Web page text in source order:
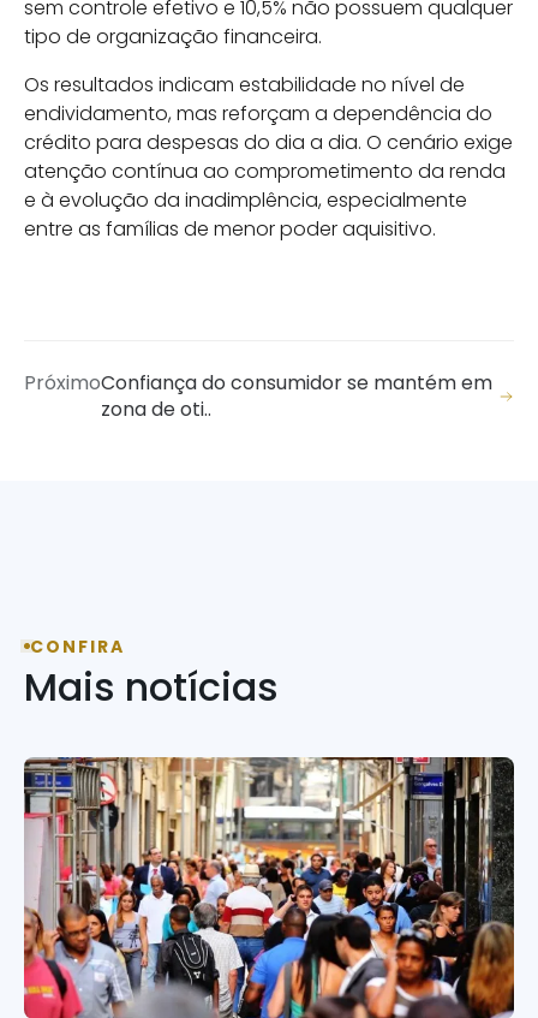
sem controle efetivo e 10,5% não possuem qualquer
tipo de organização financeira.
Os resultados indicam estabilidade no nível de
endividamento, mas reforçam a dependência do
crédito para despesas do dia a dia. O cenário exige
atenção contínua ao comprometimento da renda
e à evolução da inadimplência, especialmente
entre as famílias de menor poder aquisitivo.
PróximoConfiança do consumidor se mantém em
zona de oti..
CONFIRA
Mais notícias